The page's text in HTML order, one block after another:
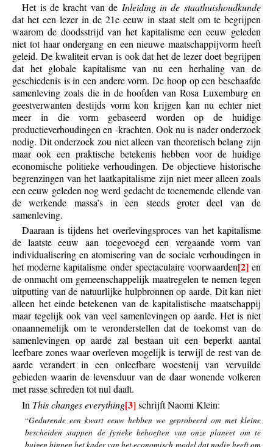
Het is de kracht van de Inleiding in de staathuishoudkunde
dat het een lezer in de 21e eeuw in staat stelt om te begrijpen
waarom de doodsstrijd van het kapitalisme een eeuw geleden
niet tot haar ondergang en een nieuwe maatschappijvorm heeft
geleid. De kwaliteit ervan is ook dat het de lezer doet begrijpen
dat het globale kapitalisme van nu een herhaling van de
geschiedenis is in een andere vorm. De hoop op een beschaafde
samenleving zoals die in de hoofden van Rosa Luxemburg en
geestverwanten destijds vorm kon krijgen kan nu echter niet
meer in die vorm gebaseerd worden op de huidige
productieverhoudingen en -krachten. Ook nu is nader onderzoek
nodig. Dit onderzoek zou niet alleen van theoretisch belang zijn
maar ook een praktische betekenis hebben voor de huidige
economische politieke verhoudingen. De objectieve historische
begrenzingen van het laatkapitalisme zijn niet meer alleen zoals
een eeuw geleden nog werd gedacht de toenemende ellende van
de werkende massa’s in een steeds groter deel van de
samenleving.
Daaraan is tijdens het overlevingsproces van het kapitalisme
de laatste eeuw aan toegevoegd een vergaande vorm van
individualisering en atomisering van de sociale verhoudingen in
het moderne kapitalisme onder spectaculaire voorwaarden[2]en
de onmacht om gemeenschappelijk maatregelen te nemen tegen
uitputting van de natuurlijke hulpbronnen op aarde. Dit kan niet
alleen het einde betekenen van de kapitalistische maatschappij
maar tegelijk ook van veel samenlevingen op aarde. Het is niet
onaannemelijk om te veronderstellen dat de toekomst van de
samenlevingen op aarde zal bestaan uit een beperkt aantal
leefbare zones waar overleven mogelijk is terwijl de rest van de
aarde verandert in een onleefbare woestenij van vervuilde
gebieden waarin de levensduur van de daar wonende volkeren
met rasse schreden tot nul daalt.
In This changes everything[3]schrijft Naomi Klein:
“Gedurende een kwart eeuw hebben we geprobeerd om met kleine
bescheiden stappen de fysieke behoeften van onze planeet om te
buigen binnen het kader van het economisch model dat nodig heeft om